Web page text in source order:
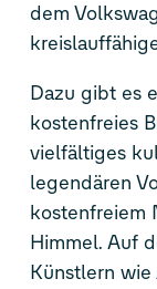
dem
Dazu gibt es
kostenfreies
vielfältiges
legendären
kostenfreiem
Himmel. Auf
Künstlern wie